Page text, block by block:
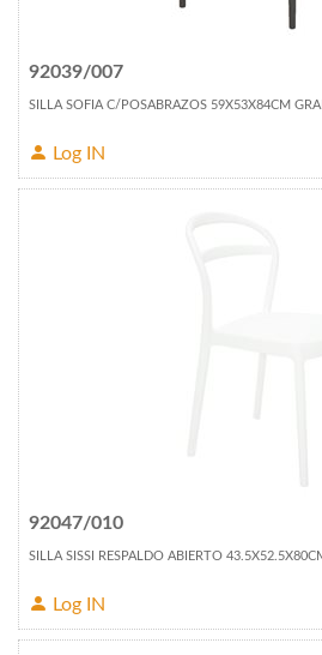
92039/007
SILLA SOFIA C/POSABRAZOS 59X53X84CM
Log IN
92047/010
SILLA SISSI RESPALDO ABIERTO
Log IN